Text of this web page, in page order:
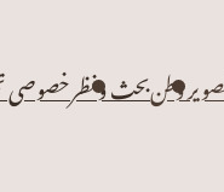
وطنبحث و نظرخصوصی